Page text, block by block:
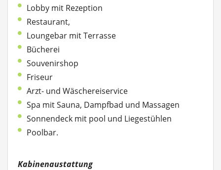
Lobby mit Rezeption
Restaurant,
Loungebar mit Terrasse
Bücherei
Souvenirshop
Friseur
Arzt- und Wäschereiservice
Spa mit Sauna, Dampfbad und Massagen
Sonnendeck mit pool und Liegestühlen
Poolbar.
Kabinenaustattung